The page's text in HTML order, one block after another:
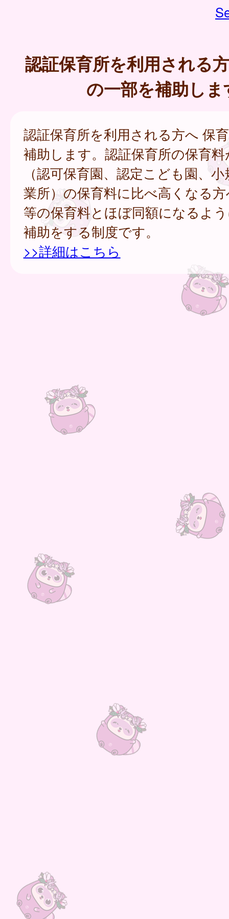
認証保育所を利用される
の一部を補助しま
認証保育所を利用される方へ 保
補助します。認証保育所の保育
（認可保育園、認定こども園、
業所）の保育料に比べ高くなる
等の保育料とほぼ同額になるよ
補助をする制度です。
>>詳細はこちら